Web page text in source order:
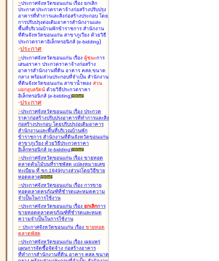
>ประกาศจังหวัดขอนแก่น เรื่อง ยกเลิก
ประกาศ ประกวดราคาจ้างก่อสร้างปรับปรุง
อาคารที่ทำการและสิ่งก่อสร้างประกอบ โดย
การปรับปรุงต่อเติมอาคารสำนักงานและ
พื้นที่บริเวณบ้านพักข้าราชการ สำนักงาน
ที่ดินจังหวัดขอนแก่น สาขาภูเวียง ด้วยวิธี
ประกวดราคาอิเล็กทรอนิกส์ (e-bidding)
-ประกาศ
>ประกาศจังหวัดขอนแก่น เรื่อง ผู้ชนะการ
เสนอราคา ประกวดราคาจ้างก่อสร้าง
อาคารสำนักงานที่ดิน อาคาร คสล.ขนาด
กลาง พร้อมส่วนประกอบที่จำเป็น สำนักงาน
ที่ดินจังหวัดขอนแก่น สาขาน้ำพอง ส่วน
แยกอุบลรัตน์ ด้วยวิธีประกวดราคา
อิเล็กทรอนิกส์ (e-bidding)
-ประกาศ
>ประกาศจังหวัดขอนแก่น เรื่อง ประกวด
ราคาก่อสร้างปรับปรุงอาคารที่ทำการและสิ่ง
ก่อสร้างประกอบ โดยปรับปรุง่อเติมอาคาร
สำนักงานและพื้นที่บริเวณบ้านพัก
ข้าราชการ สำนักงานที่ดินจังหวัดขอนแก่น
สาขาภูเวียง ด้วยวิธีประกวดราคา
อิเล็กทรอนิกส์ (e-bidding)
>ประกาศจังหวัดขอนแก่น เรื่อง ขายทอด
ตลาดต้นไม้บนที่ราชพัสดุ แปลงหมายเลข
ทะเบียน ที่ ขก.1849(บางส่วน)โดยวิธีขาย
ทอดตลาด
>ประกาศจังหวัดขอนแก่น เรื่อง การขาย
ทอดตลาดครุภัณฑ์ที่ชำรุดและหมดความ
จำเป็นในการใช้งาน
>ประกาศจังหวัดขอนแก่น เรื่อง ยกเลิกการ
ขายทอดตลาดครุภัณฑ์ที่ชำรุดและหมด
ความจำเป็นในการใช้งาน
> ประกาศจังหวัดขอนแก่น เรื่อง ขายทอด
ตลาดพัสดุ
>ประกาศจังหวัดขอนแก่น เรื่อง เผยแพร่
แผนการจัดซื้อจัดจ้าง ก่อสร้างอาคาร
ที่ทำการสำนักงานที่ดิน อาคาร คสล.ขนาด